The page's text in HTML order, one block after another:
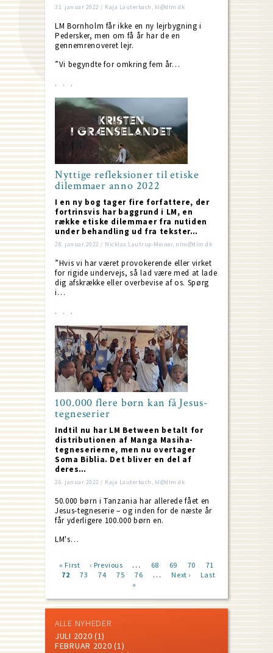
31. januar 2022 / Kaja Lauterbach, kl@dlm.dk
LM Bornholm får ikke en ny lejrbygning i
Pedersker, men om få år har de en
gennemrenoveret lejr.
”Vi begyndte for omkring fem år…
Nyttige refleksioner til etiske
dilemmaer anno 2022
I en ny bog tager fire forfattere, der
fortrinsvis har baggrund i LM, en
række etiske dilemmaer fra nutiden
under behandling ud fra tekster…
28. januar 2022 / Nicklas Lautrup-Meiner, nlm@dlm.dk
”Hvis vi har været provokerende eller virket
for rigide undervejs, så lad være med at lade
dig afskrække eller overbevise af os. Spørg
i…
100.000 flere børn kan få Jesus-
tegneserier
Indtil nu har LM Between betalt for
distributionen af Manga Masiha-
tegneserierne, men nu overtager
Soma Biblia. Det bliver en del af
deres…
26. januar 2022 / Kaja Lauterbach, kl@dlm.dk
50.000 børn i Tanzania har allerede fået en
Jesus-tegneserie – og inden for de næste år
får yderligere 100.000 børn en.
LM's…
Pagination
First
page
« First
Previous
page
‹ Previous … Page
68 Page
69 Page
70 Page
71
Current
72 Page
73 Page
74 Page
75 Page
76 …
Next
Next ›
Last
Last
»
ALLE NYHEDER
JULI 2020 (1)
FEBRUAR 2020 (1)